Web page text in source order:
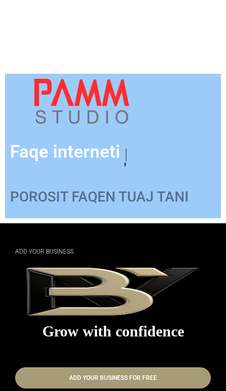
Faqe interneti
POROSIT FAQEN TUAJ TANI
ADD YOUR BUSINESS